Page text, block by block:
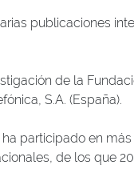
publicaciones
de la
S.A. (España).
participado en
de los que